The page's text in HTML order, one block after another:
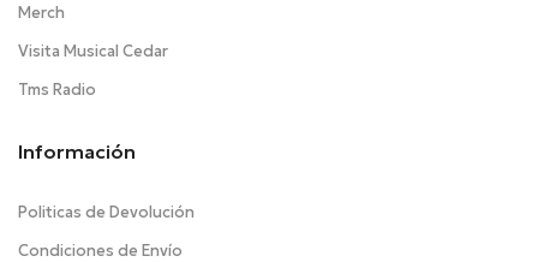
Merch
Visita Musical Cedar
Tms Radio
Información
Politicas de Devolución
Condiciones de Envío